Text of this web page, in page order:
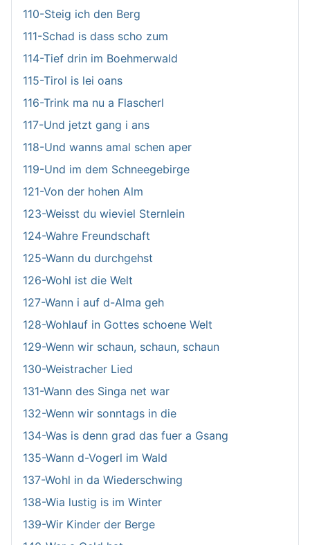
110-Steig ich den Berg
111-Schad is dass scho zum
114-Tief drin im Boehmerwald
115-Tirol is lei oans
116-Trink ma nu a Flascherl
117-Und jetzt gang i ans
118-Und wanns amal schen aper
119-Und im dem Schneegebirge
121-Von der hohen Alm
123-Weisst du wieviel Sternlein
124-Wahre Freundschaft
125-Wann du durchgehst
126-Wohl ist die Welt
127-Wann i auf d-Alma geh
128-Wohlauf in Gottes schoene Welt
129-Wenn wir schaun, schaun, schaun
130-Weistracher Lied
131-Wann des Singa net war
132-Wenn wir sonntags in die
134-Was is denn grad das fuer a Gsang
135-Wann d-Vogerl im Wald
137-Wohl in da Wiederschwing
138-Wia lustig is im Winter
139-Wir Kinder der Berge